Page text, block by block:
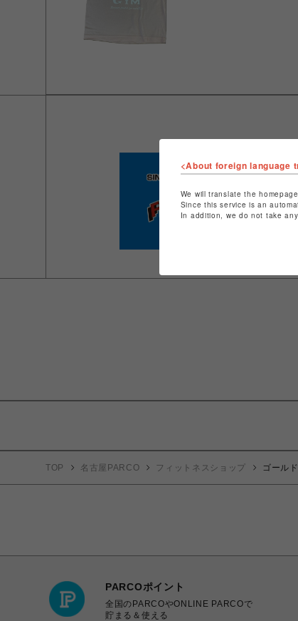
TOP 名古屋PARCO フィットネスショップ ゴール
PARCOポイント
全国のPARCOやONLINE PARCOで
貯まる＆使える
<About foreign language
We will translate the
Since this service is an
In addition, we do not take